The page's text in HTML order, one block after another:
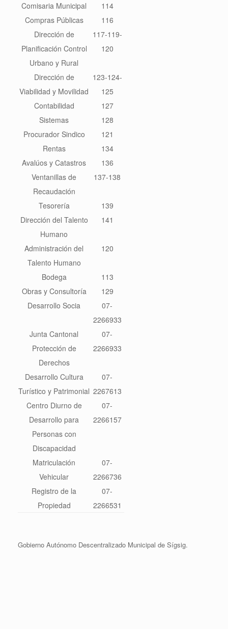
Comisaria Municipal
114
Compras Públicas
116
Dirección de
Planificación Control
Urbano y Rural
117-119-
120
Dirección de
Viabilidad y Movilidad
123-124-
125
Contabilidad
127
Sistemas
128
Procurador Sindico
121
Rentas
134
Avalúos y Catastros
136
Ventanillas de
Recaudación
137-138
Tesorería
139
Dirección del Talento
Humano
141
Administración del
Talento Humano
120
Bodega
113
Obras y Consultoría
129
Desarrollo Socia
07-
2266933
Junta Cantonal
Protección de
Derechos
07-
2266933
Desarrollo Cultura
Turístico y Patrimonial
07-
2267613
Centro Diurno de
Desarrollo para
Personas con
Discapacidad
07-
2266157
Matriculación
Vehicular
07-
2266736
Registro de la
Propiedad
07-
2266531
Gobierno Autónomo Descentralizado Municipal de Sígsig.